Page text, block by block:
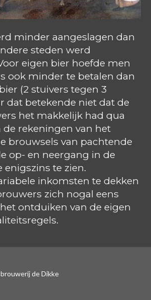
minder aangeslagen dan
steden werd
eigen bier hoefde men
ook minder te betalen dan
(2 stuivers tegen 3
dat betekende niet dat de
het makkelijk had qua
rekeningen van het
brouwsels van pachtende
op- en neergang in de
te zien.
inkomsten te dekken
zich nogal eens
ontduiken van de eigen
de Dikke